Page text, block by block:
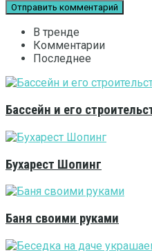
В тренде
Комментарии
Последнее
Бассейн и его
Бухарест Шопинг
Баня своими руками